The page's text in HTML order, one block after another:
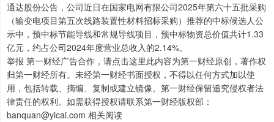
通达股份公告，公司近日在国家电网有限公司2025年第六十五批采购
（输变电项目第五次线路装置性材料招标采购）推荐的中标候选人公
示中，预中标节能导线和常规导线项目，预中标物资总价值共计1.33
亿元，约占公司2024年度营业总收入的2.14%。
举报 第一财经广告合作，请点击这里此内容为第一财经原创，著作权
归第一财经所有。未经第一财经书面授权，不得以任何方式加以使
用，包括转载、摘编、复制或建立镜像。第一财经保留追究侵权者法
律责任的权利。如需获得授权请联系第一财经版权部：
banquan@yicai.com 相关阅读